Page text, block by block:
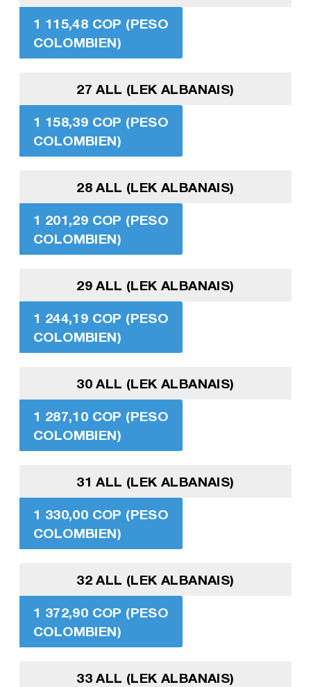
1 115,48 COP (PESO
COLOMBIEN)
27 ALL (LEK ALBANAIS)
1 158,39 COP (PESO
COLOMBIEN)
28 ALL (LEK ALBANAIS)
1 201,29 COP (PESO
COLOMBIEN)
29 ALL (LEK ALBANAIS)
1 244,19 COP (PESO
COLOMBIEN)
30 ALL (LEK ALBANAIS)
1 287,10 COP (PESO
COLOMBIEN)
31 ALL (LEK ALBANAIS)
1 330,00 COP (PESO
COLOMBIEN)
32 ALL (LEK ALBANAIS)
1 372,90 COP (PESO
COLOMBIEN)
33 ALL (LEK ALBANAIS)